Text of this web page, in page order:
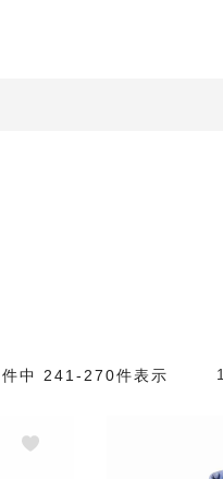
件中 241 - 270件表示 1